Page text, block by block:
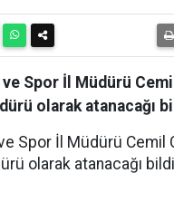
Spor İl Müdürü Cemil
olarak atanacağı
Spor İl Müdürü Cemil
olarak atanacağı